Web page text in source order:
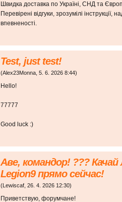
Швидка доставка по Україні, СНД та
Перевірені відгуки, зрозумілі
впевненості.
Test, just test!
(Alex23Monna 5. 6. 2026 8:44)
Hello!
77777
Good luck :)
Аве, командор! ??? Качай
Legion9 прямо сейчас!
(Lewiscaf 26. 4. 2026 12:30)
Приветствую, форумчане!